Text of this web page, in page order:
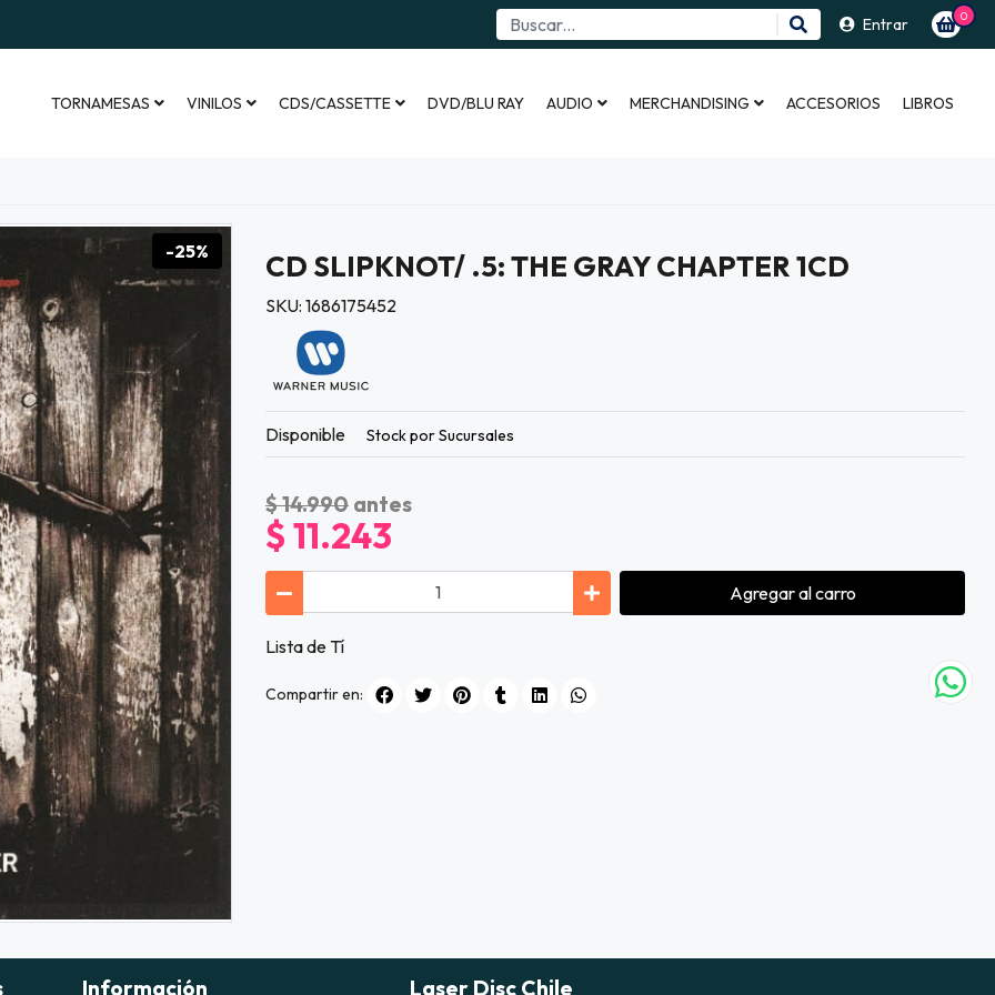
Entrar 0
TORNAMESAS VINILOS CDS/CASSETTE DVD/BLU RAY AUDIO MERCHANDISING ACCESORIOS LIBROS
-25% CD SLIPKNOT/ .5: THE GRAY CHAPTER 1CD
SKU: 1686175452
Disponible Stock por Sucursales
$ 14.990 antes
$ 11.243
Agregaral carro
Lista de Tí
Compartir en:
Información Laser Disc Chile